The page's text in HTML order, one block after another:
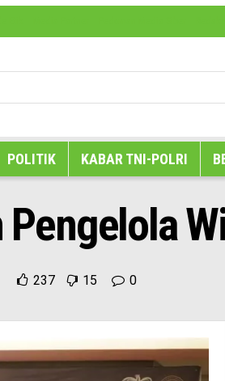
POLITIK KABAR TNI-POLRI
237 15 0